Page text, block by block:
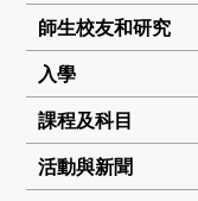
師生校友和研究
入學
課程及科目
活動與新聞